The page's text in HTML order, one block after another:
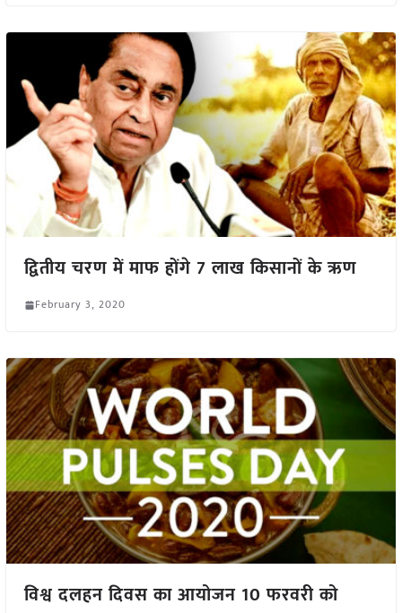
द्वितीय चरण में माफ होंगे 7 लाख किसानों के ऋण
February 3, 2020
विश्व दलहन दिवस का आयोजन 10 फरवरी को